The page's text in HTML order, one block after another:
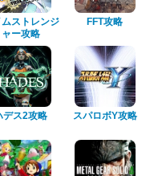
ムストレンジ
ャー攻略
FFT攻略
デス2攻略 スパロボY攻略